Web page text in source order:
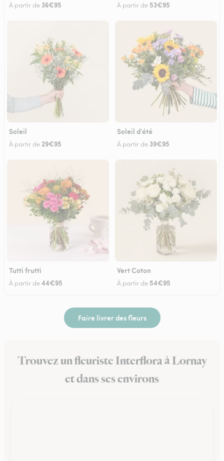
À partir de 36€95 À partir de 53€95
Soleil
À partir de29€95
Soleil d'été
À partir de 39€95
Tutti frutti
À partir de44€95
Vert Coton
À partir de 54€95
Faire livrer des fleurs
Trouvez un fleuriste Interflora à Lornay
et dans ses environs